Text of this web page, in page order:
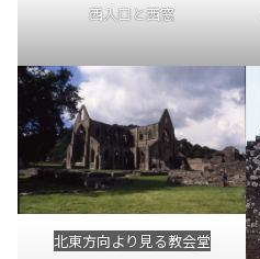
西入口と西窓
北東方向より見る教会堂